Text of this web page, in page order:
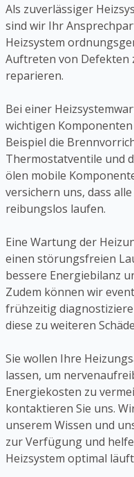
Als zuverlässiger
sind wir Ihr
Heizsystem
Auftreten von Defekten
reparieren.
Bei einer
wichtigen
Beispiel die
Thermostatventile und
ölen mobile
versichern uns, dass
reibungslos laufen.
Eine Wartung der
einen störungsfreien
bessere Energiebilanz
Zudem können wir
frühzeitig
diese zu weiteren
Sie wollen Ihre
lassen, um
Energiekosten zu
kontaktieren Sie uns.
unserem Wissen und
zur Verfügung und
Heizsystem optimal